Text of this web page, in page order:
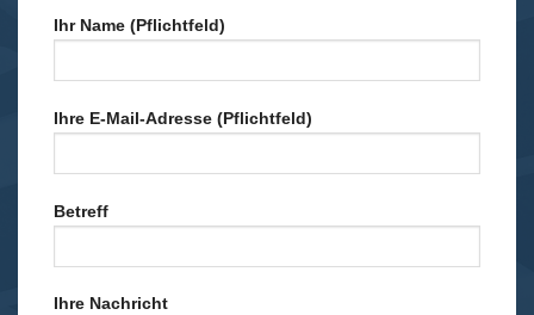
Ihr Name (Pflichtfeld)
Ihre E-Mail-Adresse (Pflichtfeld)
Betreff
Ihre Nachricht